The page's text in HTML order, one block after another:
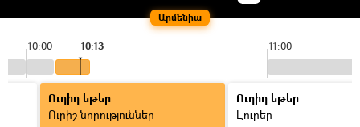
Արմենիա
10:00 11:00
10:13
Ուղիղ եթեր
Ուրիշ նորություններ
Ուղիղ եթեր
Լուրեր